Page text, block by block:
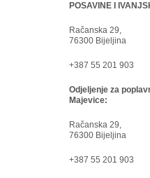
POSAVINE I
Račanska 29,
76300 Bijeljina
+387 55 201 903
Odjeljenje za
Majevice:
Račanska 29,
76300 Bijeljina
+387 55 201 903